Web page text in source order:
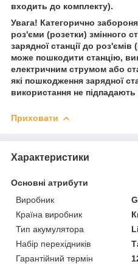
входить до комплекту).
Увага! Категорично
роз'єми (розетки) змінного
зарядної станції до
може пошкодити станцію,
електричним струмом або
які пошкодження зарядної
використання не підпадають
Приховати
Характеристики
Основні атрибути
Виробник
Країна виробник
Тип акумулятора
Набір перехідників
Гарантійний термін